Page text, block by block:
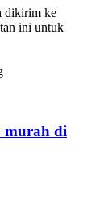
dikirim ke
ini untuk
murah di